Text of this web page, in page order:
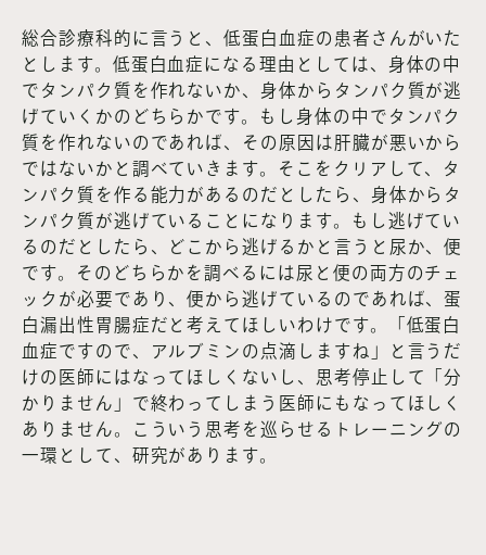
総合診療科的に言うと、低蛋白血症の患者さんがいた
とします。低蛋白血症になる理由としては、身体の中
でタンパク質を作れないか、身体からタンパク質が逃
げていくかのどちらかです。もし身体の中でタンパク
質を作れないのであれば、その原因は肝臓が悪いから
ではないかと調べていきます。そこをクリアして、タ
ンパク質を作る能力があるのだとしたら、身体からタ
ンパク質が逃げていることになります。もし逃げてい
るのだとしたら、どこから逃げるかと言うと尿か、便
です。そのどちらかを調べるには尿と便の両方のチェ
ックが必要であり、便から逃げているのであれば、蛋
白漏出性胃腸症だと考えてほしいわけです。「低蛋白
血症ですので、アルブミンの点滴しますね」と言うだ
けの医師にはなってほしくないし、思考停止して「分
かりません」で終わってしまう医師にもなってほしく
ありません。こういう思考を巡らせるトレーニングの
一環として、研究があります。